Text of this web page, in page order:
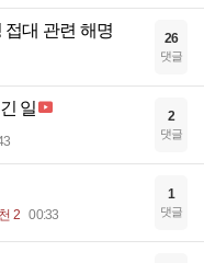
접대 관련 해명 26
댓글
일 2
댓글
2 00:33
1
댓글